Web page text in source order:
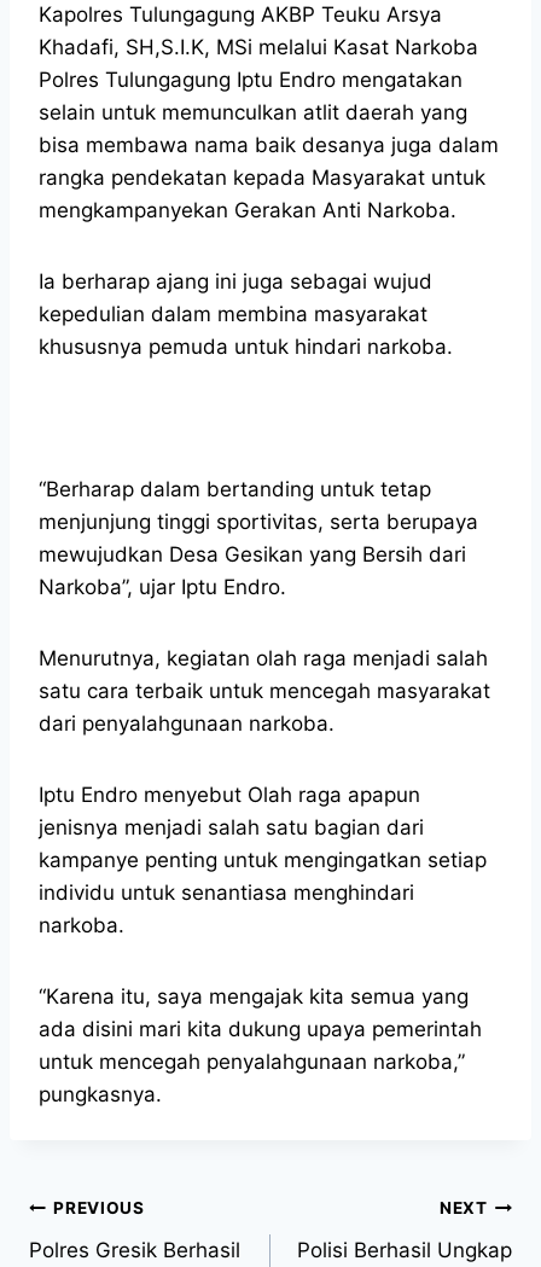
Kapolres Tulungagung AKBP Teuku Arsya
Khadafi, SH,S.I.K, MSi melalui Kasat Narkoba
Polres Tulungagung Iptu Endro mengatakan
selain untuk memunculkan atlit daerah yang
bisa membawa nama baik desanya juga dalam
rangka pendekatan kepada Masyarakat untuk
mengkampanyekan Gerakan Anti Narkoba.
Ia berharap ajang ini juga sebagai wujud
kepedulian dalam membina masyarakat
khususnya pemuda untuk hindari narkoba.
“Berharap dalam bertanding untuk tetap
menjunjung tinggi sportivitas, serta berupaya
mewujudkan Desa Gesikan yang Bersih dari
Narkoba”, ujar Iptu Endro.
Menurutnya, kegiatan olah raga menjadi salah
satu cara terbaik untuk mencegah masyarakat
dari penyalahgunaan narkoba.
Iptu Endro menyebut Olah raga apapun
jenisnya menjadi salah satu bagian dari
kampanye penting untuk mengingatkan setiap
individu untuk senantiasa menghindari
narkoba.
“Karena itu, saya mengajak kita semua yang
ada disini mari kita dukung upaya pemerintah
untuk mencegah penyalahgunaan narkoba,”
pungkasnya.
PREVIOUS
Polres Gresik Berhasil
NEXT
Polisi Berhasil Ungkap